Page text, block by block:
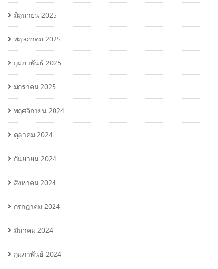
มิถุนายน 2025
พฤษภาคม 2025
กุมภาพันธ์ 2025
มกราคม 2025
พฤศจิกายน 2024
ตุลาคม 2024
กันยายน 2024
สิงหาคม 2024
กรกฎาคม 2024
มีนาคม 2024
กุมภาพันธ์ 2024